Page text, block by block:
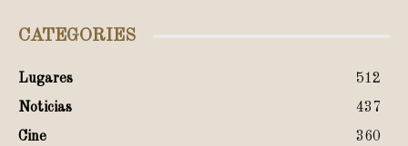
CATEGORIES
Lugares
512
Noticias
437
Cine
360